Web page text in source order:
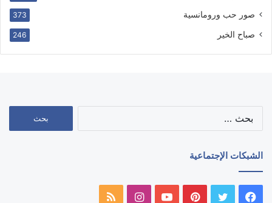
صور حب ورومانسية 373
صباح الخير 246
الشبكات الإجتماعية
فيسبوك تويتر بينتيريستيوتيوبانستقرامملخص